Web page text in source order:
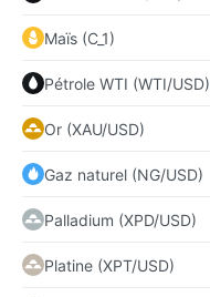
Maïs (C_1)
Pétrole WTI (WTI/USD)
Or (XAU/USD)
Gaz naturel (NG/USD)
Palladium (XPD/USD)
Platine (XPT/USD)